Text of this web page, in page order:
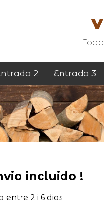
2 Entrada 3
incluido !
entre 2 i 6 dias